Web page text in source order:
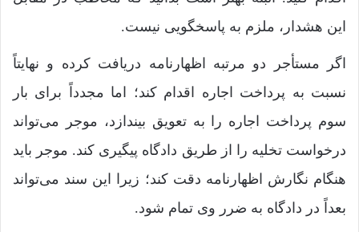
این هشدار، ملزم به پاسخگویی نیست.
اگر مستأجر دو مرتبه اظهارنامه دریافت کرده و نهایتاً
نسبت به پرداخت اجاره اقدام کند؛ اما مجدداً برای بار
سوم پرداخت اجاره را به تعویق بیندازد، موجر می‌تواند
درخواست تخلیه را از طریق دادگاه پیگیری کند. موجر باید
هنگام نگارش اظهارنامه دقت کند؛ زیرا این سند می‌تواند
بعداً در دادگاه به ضرر وی تمام شود.